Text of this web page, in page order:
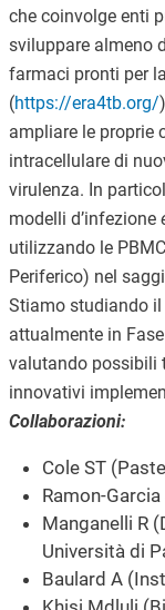
che coinvolge enti
sviluppare almeno
farmaci pronti per
(https://era4tb.org/
ampliare le proprie
intracellulare di
virulenza. In
modelli d’infezione
utilizzando le
Periferico) nel
Stiamo studiando il
attualmente in
valutando possibili
innovativi
Collaborazioni:
Cole ST
Ramon-
Manganelli R
Università di
Baulard A